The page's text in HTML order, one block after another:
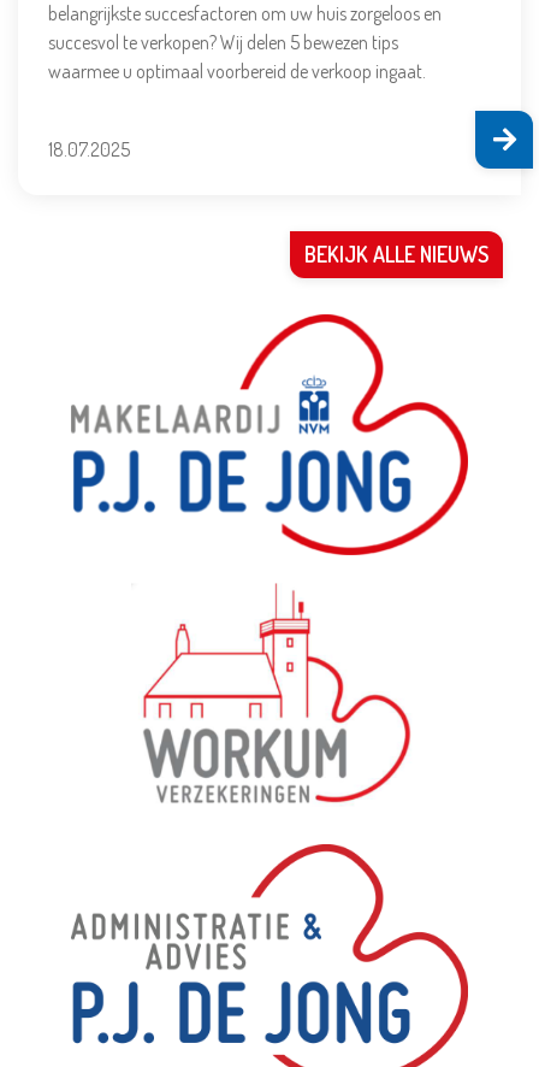
belangrijkste succesfactoren om uw huis zorgeloos en
succesvol te verkopen? Wij delen 5 bewezen tips
waarmee u optimaal voorbereid de verkoop ingaat.
18.07.2025
BEKIJK ALLE NIEUWS